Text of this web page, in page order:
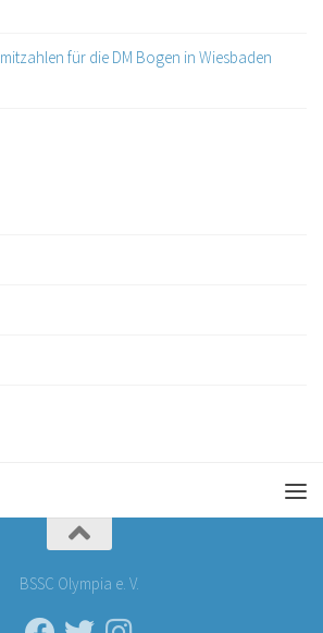
für die DM Bogen in Wiesbaden
BSSC Olympia e. V.